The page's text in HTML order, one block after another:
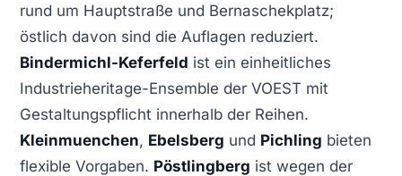
rund um Hauptstraße und Bernaschekplatz;
östlich davon sind die Auflagen reduziert.
Bindermichl-Keferfeld ist ein einheitliches
Industrieheritage-Ensemble der VOEST mit
Gestaltungspflicht innerhalb der Reihen.
Kleinmuenchen, Ebelsberg und Pichling bieten
flexible Vorgaben. Pöstlingberg ist wegen der